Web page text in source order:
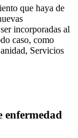
que haya de
incorporadas al
caso, como
Servicios
enfermedad